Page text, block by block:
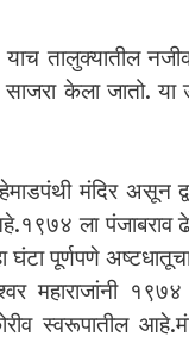
याच तालुक्यातील
केला जातो. या
मंदिर असून
ला पंजाबराव
पूर्णपणे अष्टधातूचा
महाराजांनी
स्वरूपातील